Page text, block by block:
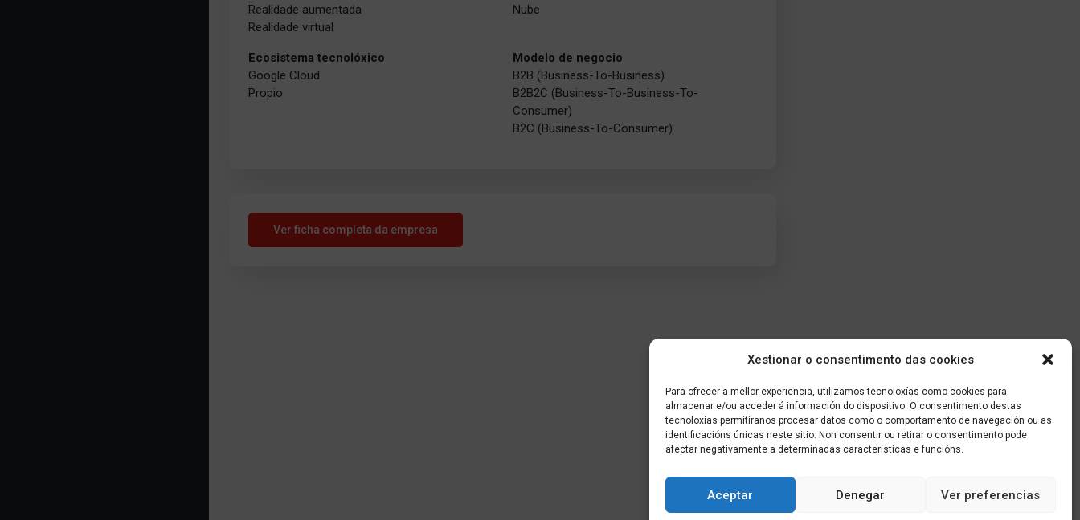
Xestionar o consentimento das cookies
Para ofrecer a mellor experiencia, utilizamos tecnoloxías como cookies para
almacenar e/ou acceder á información do dispositivo. O consentimento destas
tecnoloxías permitiranos procesar datos como o comportamento de navegación ou as
identificacións únicas neste sitio. Non consentir ou retirar o consentimento pode
afectar negativamente a determinadas características e funcións.
Aceptar Denegar Ver preferencias
Realidade aumentada
Realidade virtual
Nube
Ecosistema tecnolóxico
Google Cloud
Propio
Modelo de negocio
B2B (Business-To-Business)
B2B2C (Business-To-Business-To-
Consumer)
B2C (Business-To-Consumer)
Ver ficha completa da empresa